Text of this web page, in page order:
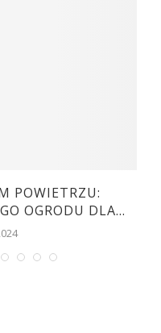
POWIETRZU:
OGRODU DLA...